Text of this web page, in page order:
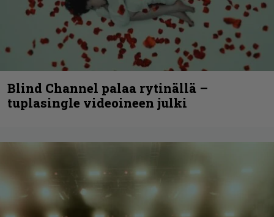
Blind Channel palaa rytinällä –
tuplasingle videoineen julki